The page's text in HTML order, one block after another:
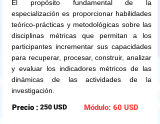
El propósito fundamental de la
especialización es proporcionar habilidades
teórico-prácticas y metodológicas sobre las
disciplinas métricas que permitan a los
participantes incrementar sus capacidades
para recuperar, procesar, construir, analizar
y evaluar los indicadores métricos de las
dinámicas de las actividades de la
investigación.
Precio :250 USD Módulo: 60 USD